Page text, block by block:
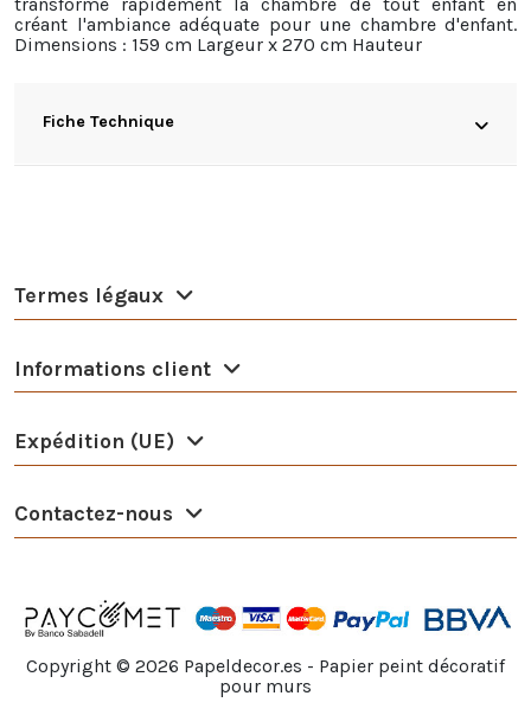
créant l'ambiance adéquate pour une chambre d'enfant.
Dimensions : 159 cm Largeur x 270 cm Hauteur
Fiche Technique
Termes légaux
Informations client
Expédition (UE)
Contactez-nous
Copyright © 2026 Papeldecor.es - Papier peint décoratif
pour murs